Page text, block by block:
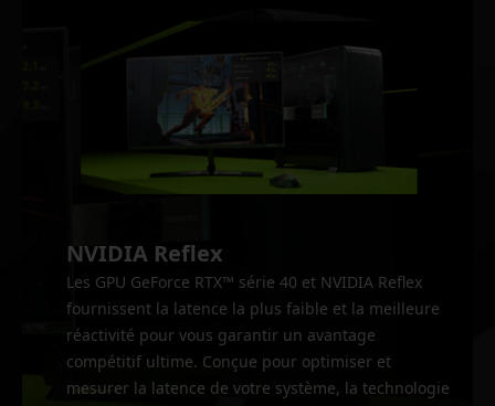
NVIDIA Reflex
Les GPU GeForce RTX™ série 40 et NVIDIA Reflex
fournissent la latence la plus faible et la meilleure
réactivité pour vous garantir un avantage
compétitif ultime. Conçue pour optimiser et
mesurer la latence de votre système, la technologie